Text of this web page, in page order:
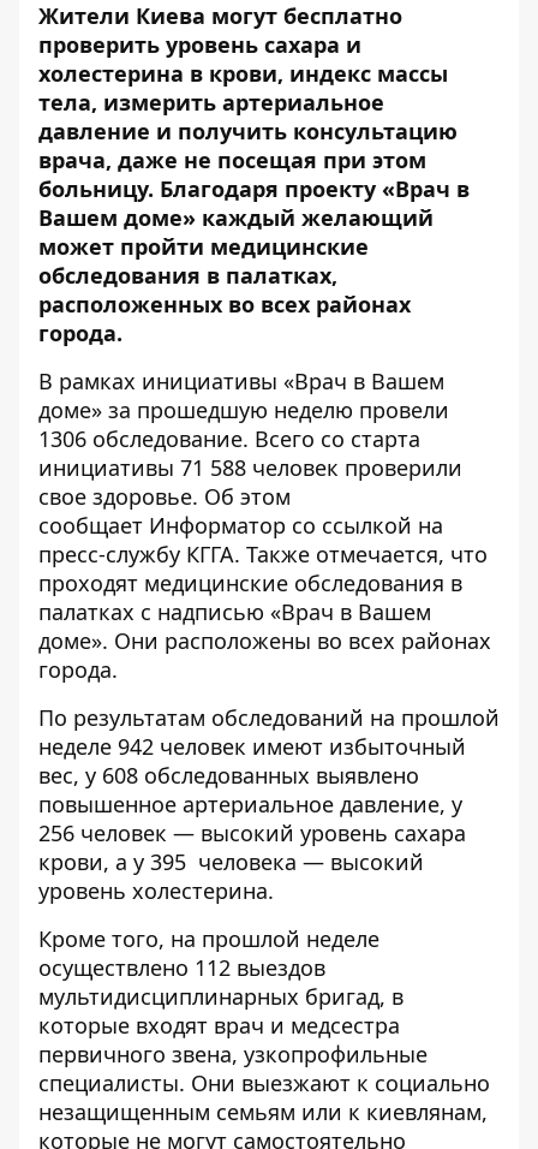
Жители Киева могут бесплатно
проверить уровень сахара и
холестерина в крови, индекс массы
тела, измерить артериальное
давление и получить консультацию
врача, даже не посещая при этом
больницу. Благодаря проекту «Врач в
Вашем доме» каждый желающий
может пройти медицинские
обследования в палатках,
расположенных во всех районах
города.
В рамках инициативы «Врач в Вашем
доме» за прошедшую неделю провели
1306 обследование. Всего со старта
инициативы 71 588 человек проверили
свое здоровье. Об этом
сообщает Информатор со ссылкой на
пресс-службу КГГА. Также отмечается, что
проходят медицинские обследования в
палатках с надписью «Врач в Вашем
доме». Они расположены во всех районах
города.
По результатам обследований на прошлой
неделе 942 человек имеют избыточный
вес, у 608 обследованных выявлено
повышенное артериальное давление, у
256 человек — высокий уровень сахара
крови, а у 395 человека — высокий
уровень холестерина.
Кроме того, на прошлой неделе
осуществлено 112 выездов
мультидисциплинарных бригад, в
которые входят врач и медсестра
первичного звена, узкопрофильные
специалисты. Они выезжают к социально
незащищенным семьям или к киевлянам,
которые не могут самостоятельно